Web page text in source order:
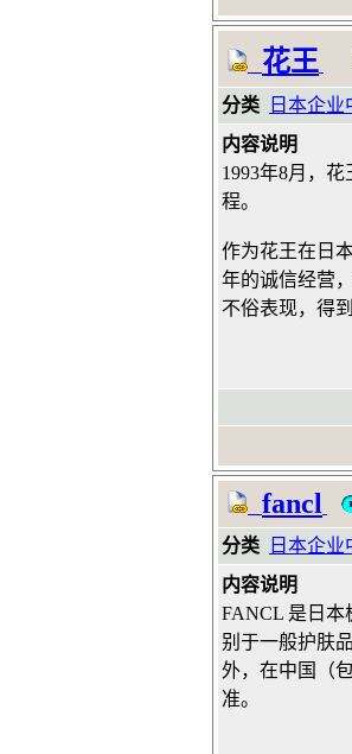
花王
分类
日本企业
内容说明
1993年8月，
程。
作为花王在日
年的诚信经营
不俗表现，得
fancl
分类
日本企业
内容说明
FANCL 是日本
别于一般护肤
外，在中国（
准。